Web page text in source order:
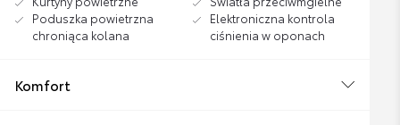
Poduszka powietrzna
chroniąca kolana
Elektroniczna kontrola
ciśnienia w oponach
Komfort